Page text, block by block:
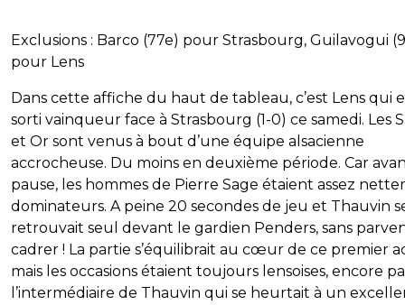
Exclusions : Barco (77e) pour Strasbourg, Guilavogui
pour Lens
Dans cette affiche du haut de tableau, c’est Lens qui
sorti vainqueur face à Strasbourg (1-0) ce samedi. Les
et Or sont venus à bout d’une équipe alsacienne
accrocheuse. Du moins en deuxième période. Car
pause, les hommes de Pierre Sage étaient assez
dominateurs. A peine 20 secondes de jeu et Thauvin
retrouvait seul devant le gardien Penders, sans
cadrer ! La partie s’équilibrait au cœur de ce premier
mais les occasions étaient toujours lensoises, encore
l’intermédiaire de Thauvin qui se heurtait à un